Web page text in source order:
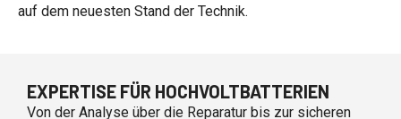
auf dem neuesten Stand der Technik.
EXPERTISE FÜR HOCHVOLTBATTERIEN
Von der Analyse über die Reparatur bis zur sicheren